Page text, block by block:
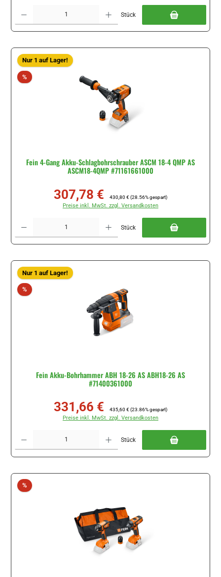
Stück
Nur 1 auf Lager!
%Rabatt
Fein 4-Gang Akku-Schlagbohrschrauber ASCM 18-4 QMP AS
ASCM18-4QMP #71161661000
Verkaufspreis:
307,78 € 430,80 € (28.56% gespart)
Preise inkl. MwSt. zzgl. Versandkosten
Stück
Nur 1 auf Lager!
%Rabatt
Fein Akku-Bohrhammer ABH 18-26 AS ABH18-26 AS
#71400361000
Verkaufspreis:
331,66 € 435,60 € (23.86% gespart)
Preise inkl. MwSt. zzgl. Versandkosten
Stück
%Rabatt